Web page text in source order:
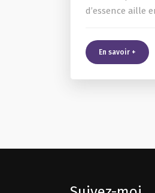
d’essence aille
En savoir +